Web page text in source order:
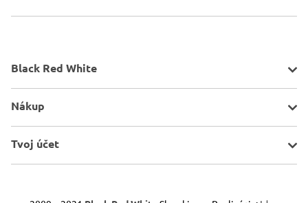
Black Red White
Kontakt
Nákup
Všeobecné informácie
Tvoj účet